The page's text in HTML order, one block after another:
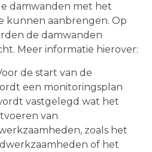
damwanden met het
kunnen aanbrengen. Op
de damwanden
Meer informatie hierover:
de start van de
een monitoringsplan
vastgelegd wat het
van
zoals het
of het